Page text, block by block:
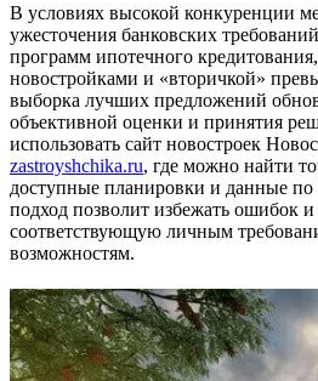
В условиях высокой конкуренции
ужесточения банковских
программ ипотечного
новостройками и «вторичкой»
выборка лучших предложений
объективной оценки и принятия
использовать сайт новостроек
zastroyshchika.ru, где можно найти
доступные планировки и данные по
подход позволит избежать ошибок и
соответствующую личным
возможностям.